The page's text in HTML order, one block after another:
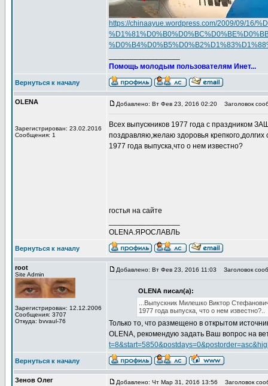
https://chinaayue.wordpress.com/2009/09/16/
Помощь молодым пользователям Инет...
Вернуться к началу
OLENA
Зарегистрирован: 23.02.2016
Сообщения: 1
Добавлено: Вт Фев 23, 2016 02:20 Заголовок
Всех выпускников 1977 года с праздником
поздравляю,желаю здоровья
1977 года выпуска,что о нем известно?
гостья на сайте
OLENA.ЯРОСЛАВЛЬ
Вернуться к началу
root
Site Admin
Зарегистрирован: 12.12.2006
Сообщения: 3707
Откуда: bvvaul-76
Добавлено: Вт Фев 23, 2016 11:03 Заголовок
OLENA писал(а):
...Выпускник Милешко Виктор
1977 года выпуска, что о нем известно?..
Только то, что размещено в открытом
OLENA, рекомендую задать Ваш вопрос на
Вернуться к началу
Зенов Олег Добавлено: Чт Мар 31, 2016 13:56 Заголовок